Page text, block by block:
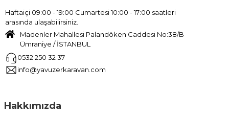
Haftaiçi 09:00 - 19:00 Cumartesi 10:00 - 17:00 saatleri
arasında ulaşabilirsiniz.
Madenler Mahallesi Palandöken Caddesi No:38/B
Ümraniye / İSTANBUL
0532 250 32 37
info@yavuzerkaravan.com
Hakkımızda